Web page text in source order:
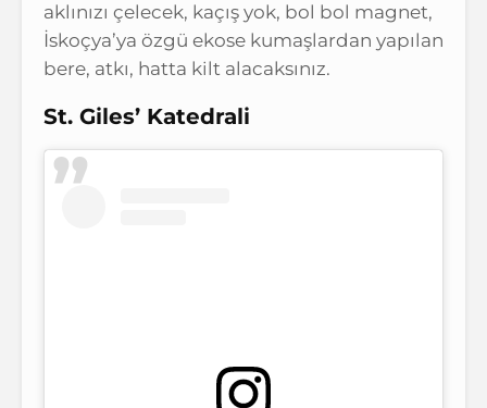
aklınızı çelecek, kaçış yok, bol bol magnet,
İskoçya’ya özgü ekose kumaşlardan yapılan
bere, atkı, hatta kilt alacaksınız.
St. Giles’ Katedrali